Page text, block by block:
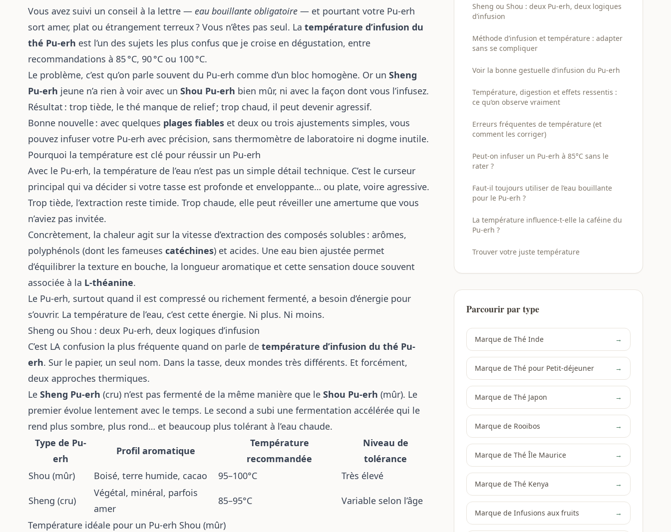
Vous avez suivi un conseil à la lettre — eau bouillante obligatoire — et pourtant votre Pu-erh
sort amer, plat ou étrangement terreux ? Vous n’êtes pas seul. La température d’infusion du
thé Pu-erh est l’un des sujets les plus confus que je croise en dégustation, entre
recommandations à 85 °C, 90 °C ou 100 °C.
Le problème, c’est qu’on parle souvent du Pu-erh comme d’un bloc homogène. Or un Sheng
Pu-erh jeune n’a rien à voir avec un Shou Pu-erh bien mûr, ni avec la façon dont vous l’infusez.
Résultat : trop tiède, le thé manque de relief ; trop chaud, il peut devenir agressif.
Bonne nouvelle : avec quelques plages fiables et deux ou trois ajustements simples, vous
pouvez infuser votre Pu-erh avec précision, sans thermomètre de laboratoire ni dogme inutile.
Pourquoi la température est clé pour réussir un Pu-erh
Avec le Pu-erh, la température de l’eau n’est pas un simple détail technique. C’est le curseur
principal qui va décider si votre tasse est profonde et enveloppante… ou plate, voire agressive.
Trop tiède, l’extraction reste timide. Trop chaude, elle peut réveiller une amertume que vous
n’aviez pas invitée.
Concrètement, la chaleur agit sur la vitesse d’extraction des composés solubles : arômes,
polyphénols (dont les fameuses catéchines) et acides. Une eau bien ajustée permet
d’équilibrer la texture en bouche, la longueur aromatique et cette sensation douce souvent
associée à la L-théanine.
Le Pu-erh, surtout quand il est compressé ou richement fermenté, a besoin d’énergie pour
s’ouvrir. La température de l’eau, c’est cette énergie. Ni plus. Ni moins.
Sheng ou Shou : deux Pu-erh, deux logiques d’infusion
C’est LA confusion la plus fréquente quand on parle de température d’infusion du thé Pu-
erh. Sur le papier, un seul nom. Dans la tasse, deux mondes très différents. Et forcément,
deux approches thermiques.
Le Sheng Pu-erh (cru) n’est pas fermenté de la même manière que le Shou Pu-erh (mûr). Le
premier évolue lentement avec le temps. Le second a subi une fermentation accélérée qui le
rend plus sombre, plus rond… et beaucoup plus tolérant à l’eau chaude.
Type de Pu-
erh
Profil aromatique
Température
recommandée
Niveau de
tolérance
Shou (mûr)
Boisé, terre humide, cacao 95–100°C Très élevé
Sheng (cru)
Végétal, minéral, parfois
amer
85–95°C Variable selon l’âge
Température idéale pour un Pu-erh Shou (mûr)
Sheng ou Shou : deux Pu-erh, deux logiques
d’infusion
Méthode d’infusion et température : adapter
sans se compliquer
Voir la bonne gestuelle d’infusion du Pu-erh
Température, digestion et effets ressentis :
ce qu’on observe vraiment
Erreurs fréquentes de température (et
comment les corriger)
Peut-on infuser un Pu-erh à 85°C sans le
rater ?
Faut-il toujours utiliser de l’eau bouillante
pour le Pu-erh ?
La température influence-t-elle la caféine du
Pu-erh ?
Trouver votre juste température
Parcourir par type
Marque de Thé Inde →
Marque de Thé pour Petit-déjeuner →
Marque de Thé Japon →
Marque de Rooibos →
Marque de Thé Île Maurice →
Marque de Thé Kenya →
Marque de Infusions aux fruits →